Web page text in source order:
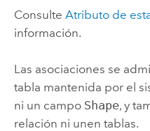
Consulte Atributo de
información.
Las asociaciones se
tabla mantenida por el
ni un campo Shape, y
relación ni unen tablas.